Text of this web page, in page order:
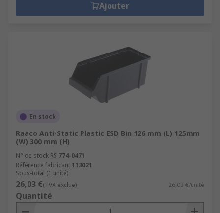
Ajouter
En stock
Raaco Anti-Static Plastic ESD Bin 126 mm (L) 125mm
(W) 300 mm (H)
N° de stock RS 774-0471
Référence fabricant 113021
Sous-total (1 unité)
26,03 €(TVA exclue) 26,03 €/unité
Quantité